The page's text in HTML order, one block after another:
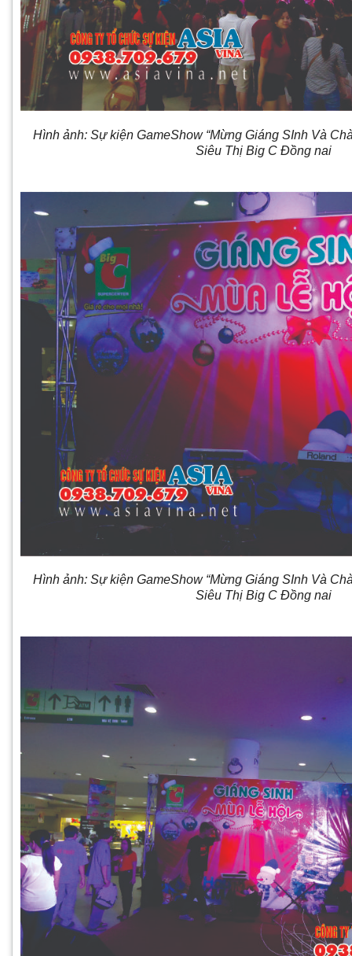
Hình ảnh: Sự kiện GameShow “Mừng Giáng SInh Và
Siêu Thị Big C Đồng nai
Hình ảnh: Sự kiện GameShow “Mừng Giáng SInh Và
Siêu Thị Big C Đồng nai